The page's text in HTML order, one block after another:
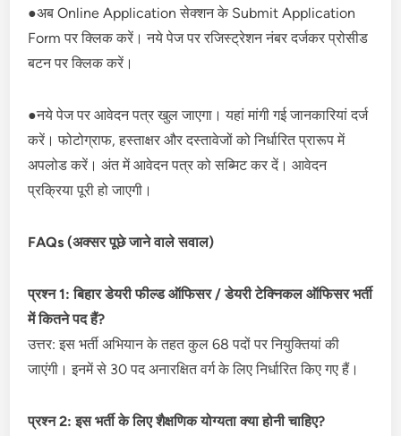
●अब Online Application सेक्शन के Submit Application
Form पर क्लिक करें। नये पेज पर रजिस्ट्रेशन नंबर दर्जकर प्रोसीड
बटन पर क्लिक करें।
●नये पेज पर आवेदन पत्र खुल जाएगा। यहां मांगी गई जानकारियां दर्ज
करें। फोटोग्राफ, हस्ताक्षर और दस्तावेजों को निर्धारित प्रारूप में
अपलोड करें। अंत में आवेदन पत्र को सब्मिट कर दें। आवेदन
प्रक्रिया पूरी हो जाएगी।
FAQs (अक्सर पूछे जाने वाले सवाल)
प्रश्न 1: बिहार डेयरी फील्ड ऑफिसर / डेयरी टेक्निकल ऑफिसर भर्ती
में कितने पद हैं?
उत्तर: इस भर्ती अभियान के तहत कुल 68 पदों पर नियुक्तियां की
जाएंगी। इनमें से 30 पद अनारक्षित वर्ग के लिए निर्धारित किए गए हैं।
प्रश्न 2: इस भर्ती के लिए शैक्षणिक योग्यता क्या होनी चाहिए?